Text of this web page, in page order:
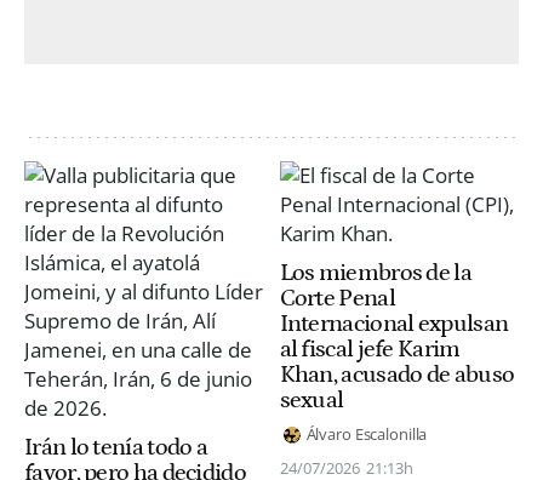
Irán lo tenía todo a
favor, pero ha decidido
Los miembros de la
Corte Penal
Internacional expulsan
al fiscal jefe Karim
Khan, acusado de abuso
sexual
Álvaro Escalonilla
24/07/2026 21:13h